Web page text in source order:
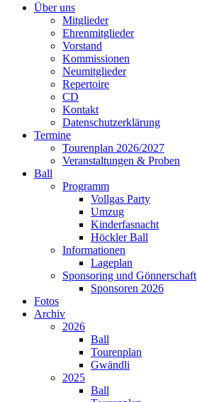
Über uns
Mitglieder
Ehrenmitglieder
Vorstand
Kommissionen
Neumitglieder
Repertoire
CD
Kontakt
Datenschutzerklärung
Termine
Tourenplan 2026/2027
Veranstaltungen & Proben
Ball
Programm
Vollgas Party
Umzug
Kinderfasnacht
Höckler Ball
Informationen
Lageplan
Sponsoring und Gönnerschaft
Sponsoren 2026
Fotos
Archiv
2026
Ball
Tourenplan
Gwändli
2025
Ball